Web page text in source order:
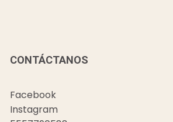
CONTÁCTANOS
Facebook
Instagram